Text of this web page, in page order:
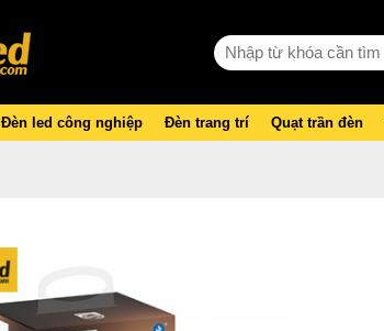
Đèn led công nghiệp Đèn trang trí Quạt trần đèn